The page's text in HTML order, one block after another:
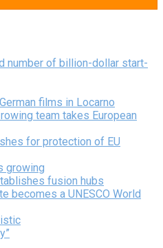
number of billion-dollar start-
films in Locarno
team takes European
for protection of EU
growing
fusion hubs
becomes a UNESCO World